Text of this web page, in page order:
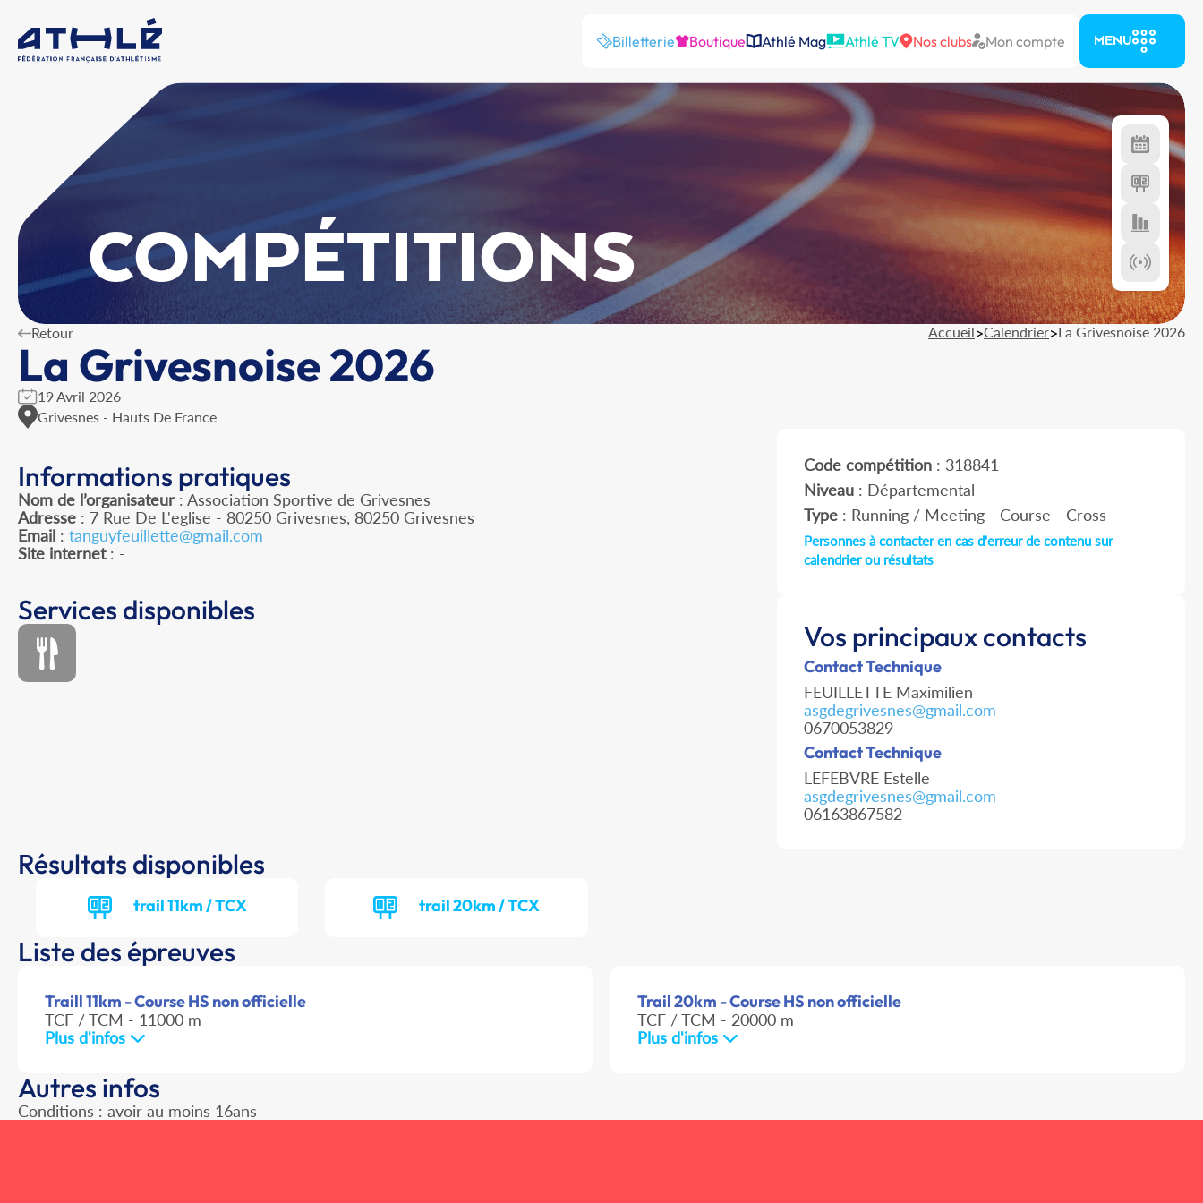
Billetterie Boutique Athlé Mag Athlé TV Nos clubs Mon compte MENU
COMPÉTITIONS
Retour Accueil>Calendrier>La Grivesnoise 2026
La Grivesnoise 2026
19 Avril 2026
Grivesnes - Hauts De France
Informations pratiques
Nom de l’organisateur : Association Sportive de Grivesnes
Adresse : 7 Rue De L'eglise - 80250 Grivesnes, 80250 Grivesnes
Email : tanguyfeuillette@gmail.com
Site internet: -
Code compétition: 318841
Niveau: Départemental
Type: Running / Meeting - Course - Cross
Personnes à contacter en cas d'erreur de contenu sur
calendrier ou résultats
Services disponibles
Vos principaux contacts
Contact Technique
FEUILLETTE Maximilien
asgdegrivesnes@gmail.com
0670053829
Contact Technique
LEFEBVRE Estelle
asgdegrivesnes@gmail.com
06163867582
Résultats disponibles
trail 11km / TCX trail 20km / TCX
Liste des épreuves
Traill 11km - Course HS non officielle
TCF / TCM - 11000 m
Plus d'infos
Trail 20km - Course HS non officielle
TCF / TCM - 20000 m
Plus d'infos
Autres infos
Conditions : avoir au moins 16ans